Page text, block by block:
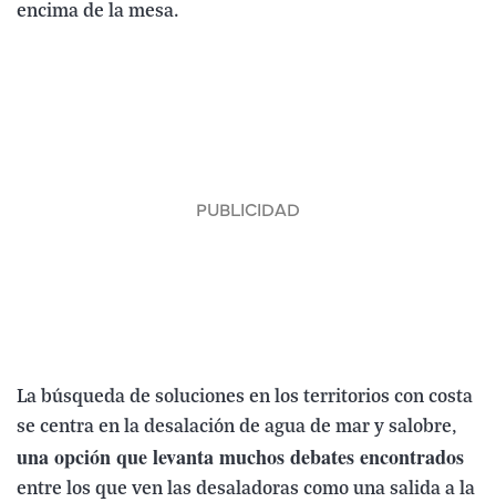
encima de la mesa.
La búsqueda de soluciones en los territorios con costa
se centra en la desalación de agua de mar y salobre,
una opción que levanta muchos debates encontrados
entre los que ven las desaladoras como una salida a la